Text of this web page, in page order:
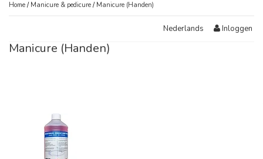
Home / Manicure & pedicure / Manicure (Handen)
Nederlands Inloggen
Manicure (Handen)